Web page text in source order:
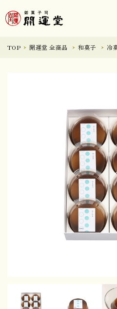
TOP 開運堂 全商品 和菓子 冷